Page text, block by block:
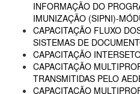
INFORMAÇÃO DO
IMUNIZAÇÃO (SIPNI)-
CAPACITAÇÃO FLUXO
SISTEMAS DE
CAPACITAÇÃO
CAPACITAÇÃO
TRANSMITIDAS PELO
CAPACITAÇÃO